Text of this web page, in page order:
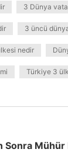
3 Dünya
3 üncü
nedir
Türkiye 3
Mühür